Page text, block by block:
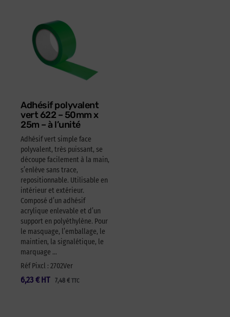
Adhésif polyvalent
vert 622 – 50mm x
25m – à l’unité
Adhésif vert simple face
polyvalent, très puissant, se
découpe facilement à la main,
s’enlève sans trace,
repositionnable. Utilisable en
intérieur et extérieur.
Composé d’un adhésif
acrylique enlevable et d’un
support en polyéthylène. Pour
le masquage, l’emballage, le
maintien, la signalétique, le
marquage …
Réf Pixcl : 2702Ver
6,23 € 7,48 € TTC
HT